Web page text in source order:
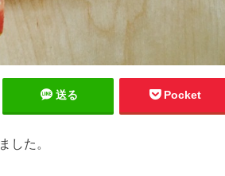
送る Pocket
した。